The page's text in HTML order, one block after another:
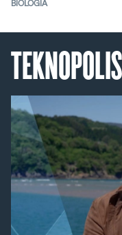
BIOLOGIA
TEKNOPOLIS